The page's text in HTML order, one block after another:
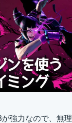
強力なので、無